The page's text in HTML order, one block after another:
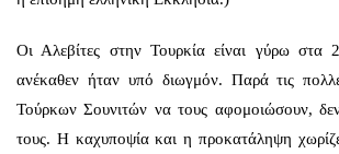
Οι Αλεβίτες στην Τουρκία είναι γύρω στα
ανέκαθεν ήταν υπό διωγμόν. Παρά τις
Τούρκων Σουνιτών να τους αφομοιώσουν,
τους. Η καχυποψία και η προκατάληψη